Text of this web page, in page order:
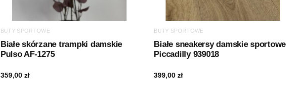
BUTY SPORTOWE
Białe skórzane trampki damskie
Pulso AF-1275
359,00 zł
BUTY SPORTOWE
Białe sneakersy damskie sportowe
Piccadilly 939018
399,00zł